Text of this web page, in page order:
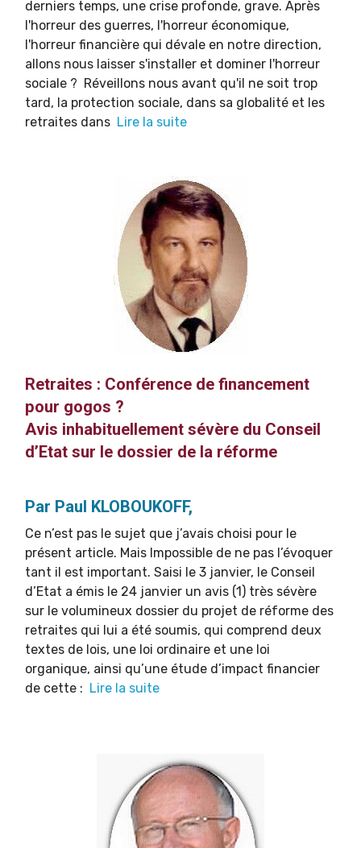
derniers temps, une crise profonde, grave. Après
l'horreur des guerres, l'horreur économique,
l'horreur financière qui dévale en notre direction,
allons nous laisser s'installer et dominer l'horreur
sociale ? Réveillons nous avant qu'il ne soit trop
tard, la protection sociale, dans sa globalité et les
retraites dans Lire la suite
Retraites : Conférence de financement
pour gogos ?
Avis inhabituellement sévère du Conseil
d’Etat sur le dossier de la réforme
Par Paul KLOBOUKOFF,
Ce n’est pas le sujet que j’avais choisi pour le
présent article. Mais Impossible de ne pas l’évoquer
tant il est important. Saisi le 3 janvier, le Conseil
d’Etat a émis le 24 janvier un avis (1) très sévère
sur le volumineux dossier du projet de réforme des
retraites qui lui a été soumis, qui comprend deux
textes de lois, une loi ordinaire et une loi
organique, ainsi qu’une étude d’impact financier
de cette : Lire la suite